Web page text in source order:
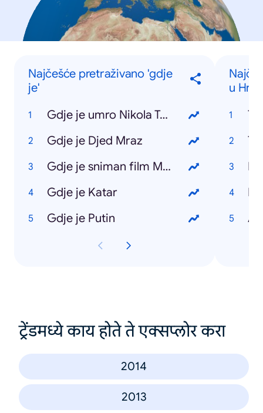
Najčešće pretraživano 'gdje
je'
Gdje je umro Nikola Tesla
Gdje je Djed Mraz
Gdje je sniman film Maršal
Gdje je Katar
Gdje je Putin
u
ट्रेंडमध्ये काय होते ते एक्सप्लोर करा
2014
2013